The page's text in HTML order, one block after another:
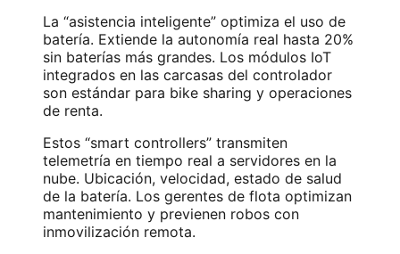
La “asistencia inteligente” optimiza el uso de
batería. Extiende la autonomía real hasta 20%
sin baterías más grandes. Los módulos IoT
integrados en las carcasas del controlador
son estándar para bike sharing y operaciones
de renta.
Estos “smart controllers” transmiten
telemetría en tiempo real a servidores en la
nube. Ubicación, velocidad, estado de salud
de la batería. Los gerentes de flota optimizan
mantenimiento y previenen robos con
inmovilización remota.